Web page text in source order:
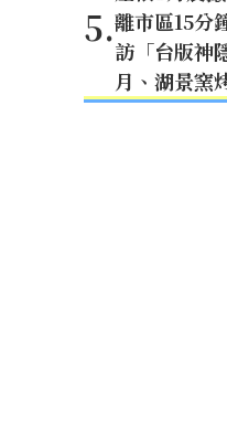
5.離市區15分
訪「台版神
月、湖景窯